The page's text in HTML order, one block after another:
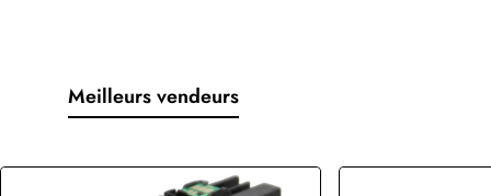
Meilleurs vendeurs